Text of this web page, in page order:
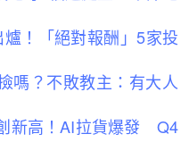
！「絕對報酬」5家投
嗎？不敗教主：有大人
新高！AI拉貨爆發 Q4